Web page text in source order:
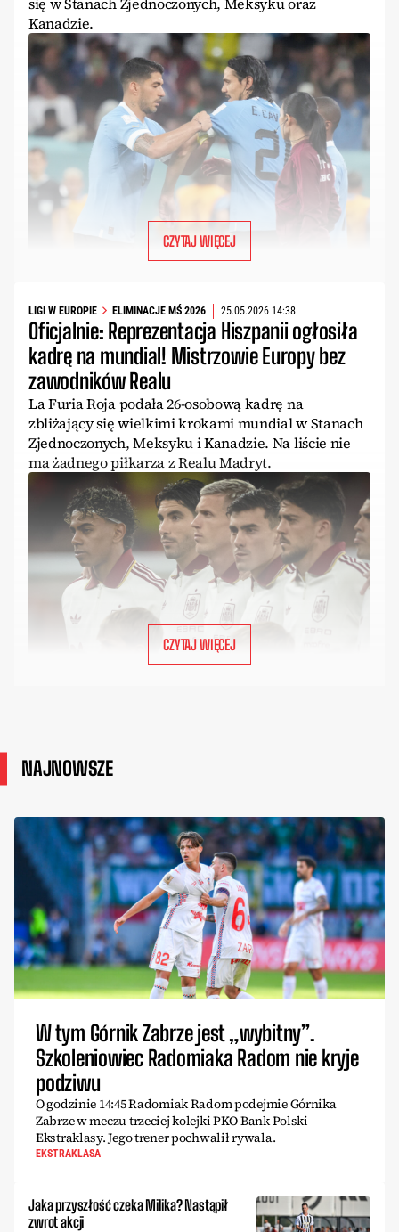
Kanadzie.
CZYTAJ WIĘCEJ
LIGI W EUROPIE ELIMINACJE MŚ 2026 25.05.2026 14:38
Oficjalnie: Reprezentacja Hiszpanii ogłosiła
kadrę na mundial! Mistrzowie Europy bez
zawodników Realu
La Furia Roja podała 26-osobową kadrę na
zbliżający się wielkimi krokami mundial w Stanach
Zjednoczonych, Meksyku i Kanadzie. Na liście nie
ma żadnego piłkarza z Realu Madryt.
CZYTAJ WIĘCEJ
NAJNOWSZE
W tym Górnik Zabrze jest „wybitny”.
Szkoleniowiec Radomiaka Radom nie kryje
podziwu
O godzinie 14:45 Radomiak Radom podejmie Górnika
Zabrze w meczu trzeciej kolejki PKO Bank Polski
Ekstraklasy. Jego trener pochwalił rywala.
EKSTRAKLASA
Jaka przyszłość czeka Milika? Nastąpił
zwrot akcji